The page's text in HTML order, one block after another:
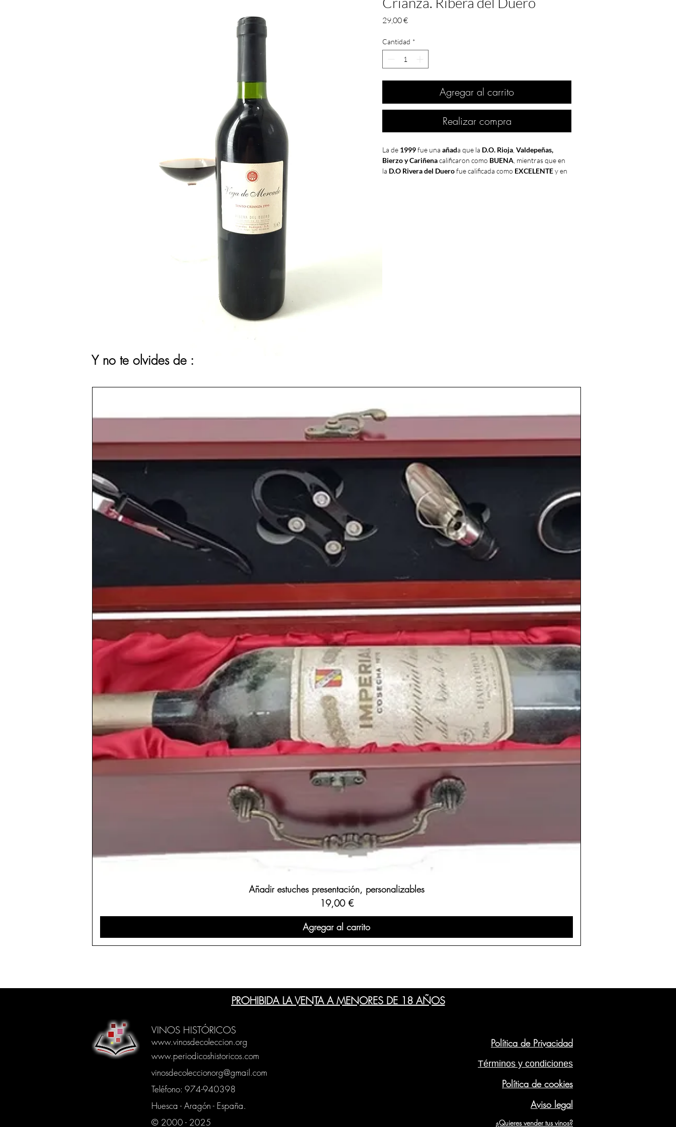
29,00 €Precio
Cantidad *
Agregar al carrito
Realizar compra
La de 1999fue una añada que la D.O. Rioja Valdepeñas,
Bierzo y Cariñenacalificaron como BUENA , mientras que en
la D.O Rivera del Duerofue calificada como EXCELENTEy en
En
estabamos a las puertas del nuevo milenio que
el desarrollo e investigación en tecnología estaba en pleno
Recordado como elañoen el queEspañacomenzaba su
periodo de transición hacia la nueva moneda europea
. También por ser el
Pokémono cuando la leyenda del baloncesto
Michael Jordan
se retiraba de las canchas
Puedes encontrar más información sobre los
de
cosecha de 1999y otrasañadas en nuestro blog:BLOG
PERIÓDICOS HISTÓRICOS
Periódicos Históricos. Tu tienda de vinos antiguos para regalo.
Y no te olvides de :
Añadir estuches presentación, personalizables
Precio
19,00 €
Agregar al carrito
PROHIBIDA LA VENTA A MENORES DE 18 AÑOS
VINOS HISTÓRICOS
www.vinosdecoleccion.org
www.periodicoshistoricos.com
vinosdecoleccionorg@gmail.com
Teléfono: 974-940398
Huesca - Aragón - España.
© 2000 - 2025
Política de Privacidad
Términos y condiciones
Política de cookies
Aviso legal
¿Quieres vender tus vinos?